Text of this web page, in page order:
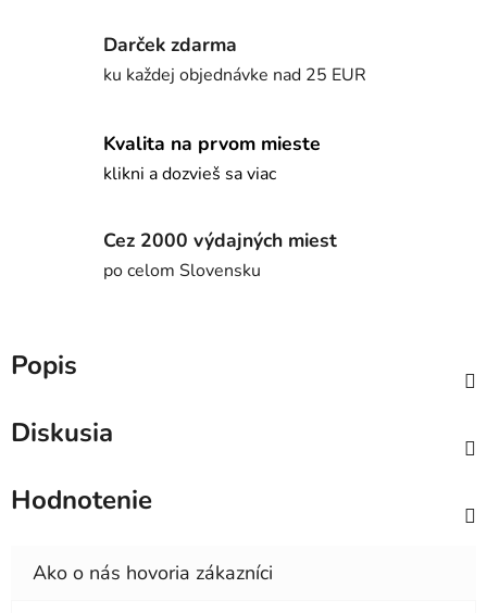
Darček zdarma
ku každej objednávke nad 25 EUR
Kvalita na prvom mieste
klikni a dozvieš sa viac
Cez 2000 výdajných miest
po celom Slovensku
Popis
Diskusia
Hodnotenie